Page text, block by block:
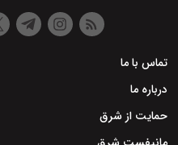
تماس با ما
درباره ما
حمایت از شرق